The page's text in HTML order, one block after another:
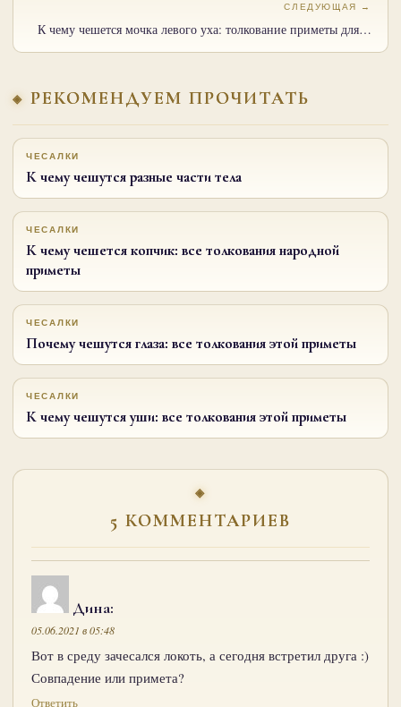
СЛЕДУЮЩАЯ →
К чему чешется мочка левого уха: толкование приметы для…
РЕКОМЕНДУЕМ ПРОЧИТАТЬ
ЧЕСАЛКИ
К чему чешутся разные части тела
ЧЕСАЛКИ
К чему чешется копчик: все толкования народной
приметы
ЧЕСАЛКИ
Почему чешутся глаза: все толкования этой приметы
ЧЕСАЛКИ
К чему чешутся уши: все толкования этой приметы
5 КОММЕНТАРИЕВ
Дина:
05.06.2021 в 05:48
Вот в среду зачесался локоть, а сегодня встретил друга :)
Совпадение или примета?
Ответить